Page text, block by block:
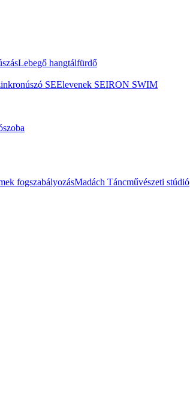
Lebegő hangtálfürdő
SEElevenek SEIRON SWIM
fogszabályozásMadách Táncművészeti stúdió